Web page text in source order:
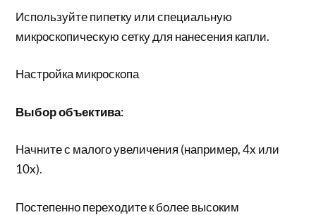
Используйте пипетку или специальную
микроскопическую сетку для нанесения капли.
Настройка микроскопа
Выбор объектива:
Начните с малого увеличения (например, 4x или
10x).
Постепенно переходите к более высоким